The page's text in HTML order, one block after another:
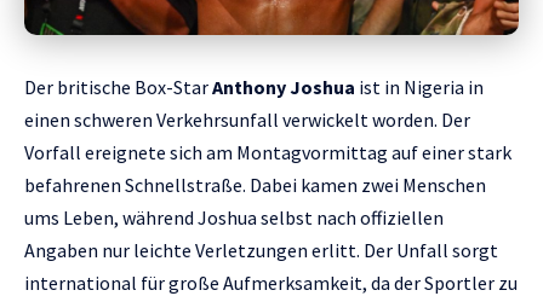
Der britische Box-StarAnthony Joshua ist in Nigeria in
einen schweren Verkehrsunfall verwickelt worden. Der
Vorfall ereignete sich am Montagvormittag auf einer stark
befahrenen Schnellstraße. Dabei kamen zwei Menschen
ums Leben, während Joshua selbst nach offiziellen
Angaben nur leichte Verletzungen erlitt. Der Unfall sorgt
international für große Aufmerksamkeit, da der Sportler zu